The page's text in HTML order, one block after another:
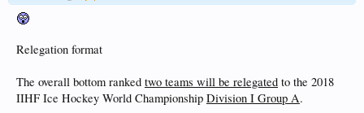
Relegation format
The overall bottom ranked two teams will be relegated to the 2018
IIHF Ice Hockey World Championship Division I Group A.